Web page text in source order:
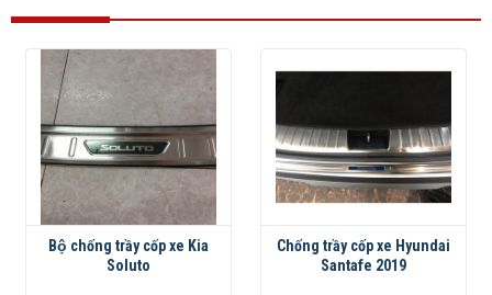
Bộ chống trầy cốp xe Kia
Soluto
Chống trầy cốp xe Hyundai
Santafe 2019